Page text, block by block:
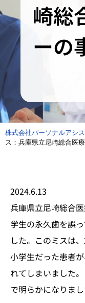
崎総
ーの
株式会社パーソナルアシス
ス：兵庫県立尼崎総合医
2024.6.13
兵庫県立尼崎総合
学生の永久歯を誤
した。このミスは
小学生だった患者
れてしまいました
で明らかになりまし